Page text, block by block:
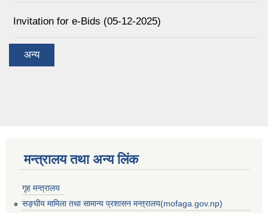
Invitation for e-Bids (05-12-2025)
अन्य
मन्त्रालय तथा अन्य लिंक
गृह मन्त्रालय
सङ्घीय मामिला तथा सामान्य प्रशासन मन्त्रालय(mofaga.gov.np)